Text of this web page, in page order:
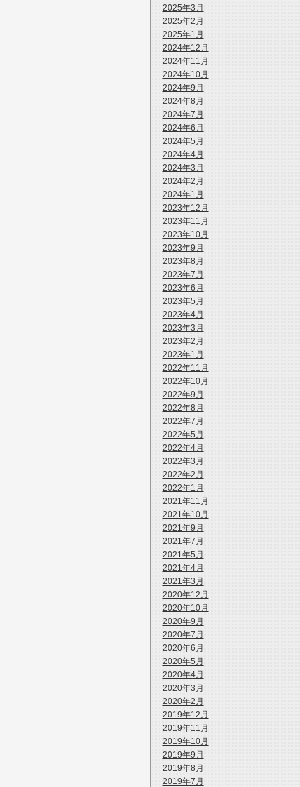
2025年3月
2025年2月
2025年1月
2024年12月
2024年11月
2024年10月
2024年9月
2024年8月
2024年7月
2024年6月
2024年5月
2024年4月
2024年3月
2024年2月
2024年1月
2023年12月
2023年11月
2023年10月
2023年9月
2023年8月
2023年7月
2023年6月
2023年5月
2023年4月
2023年3月
2023年2月
2023年1月
2022年11月
2022年10月
2022年9月
2022年8月
2022年7月
2022年5月
2022年4月
2022年3月
2022年2月
2022年1月
2021年11月
2021年10月
2021年9月
2021年7月
2021年5月
2021年4月
2021年3月
2020年12月
2020年10月
2020年9月
2020年7月
2020年6月
2020年5月
2020年4月
2020年3月
2020年2月
2019年12月
2019年11月
2019年10月
2019年9月
2019年8月
2019年7月